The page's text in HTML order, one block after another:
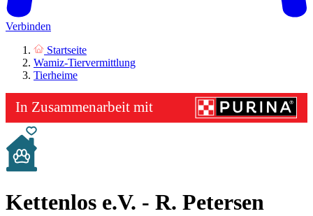
Verbinden
Startseite
Wamiz-Tiervermittlung
Tierheime
Kettenlos e.V. - R. Petersen